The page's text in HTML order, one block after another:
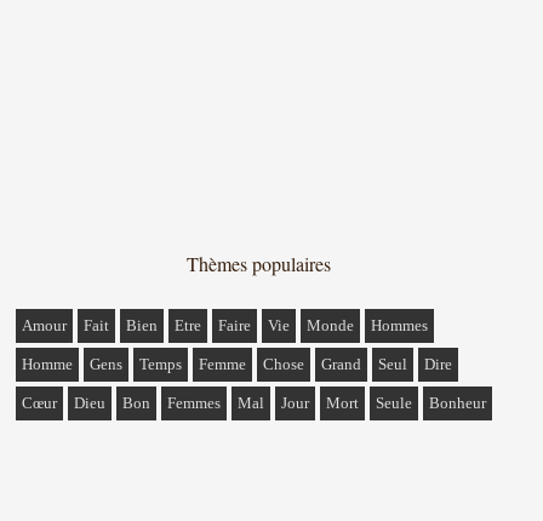
Thèmes populaires
Amour Fait Bien Etre Faire Vie Monde Hommes
Homme Gens Temps Femme Chose Grand Seul Dire
Cœur Dieu Bon Femmes Mal Jour Mort Seule Bonheur